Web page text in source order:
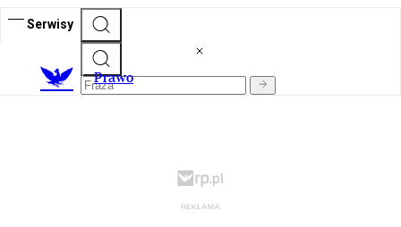
Serwisy
Prawo